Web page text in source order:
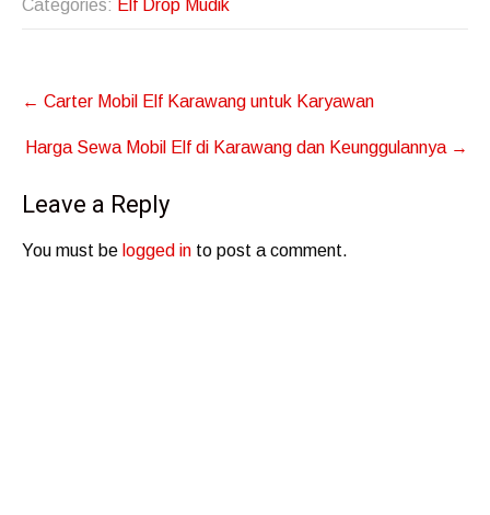
Categories: Elf Drop Mudik
Post
navigation
← Carter Mobil Elf Karawang untuk Karyawan
Harga Sewa Mobil Elf di Karawang dan Keunggulannya →
Leave a Reply
You must be logged in to post a comment.